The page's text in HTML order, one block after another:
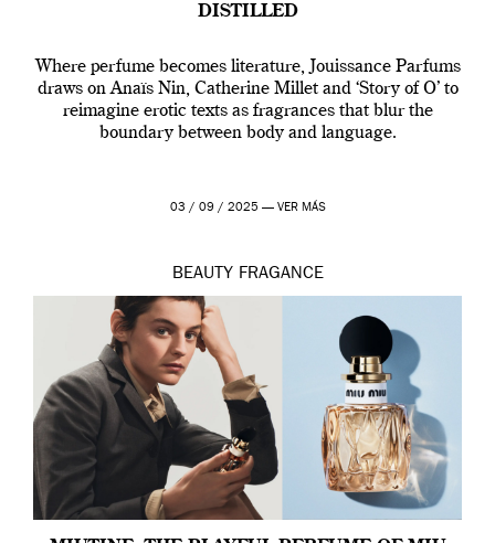
DISTILLED
Where perfume becomes literature, Jouissance Parfums
draws on Anaïs Nin, Catherine Millet and ‘Story of O’ to
reimagine erotic texts as fragrances that blur the
boundary between body and language.
03 / 09 / 2025 — VER MÁS
BEAUTY FRAGANCE